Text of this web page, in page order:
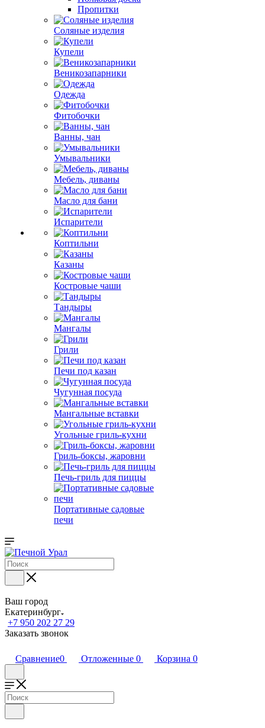
Пропитки
Соляные изделия
Купели
Веникозапарники
Одежда
Фитобочки
Ванны, чан
Умывальники
Мебель, диваны
Масло для бани
Испарители
Коптильни
Казаны
Костровые чаши
Тандыры
Мангалы
Грили
Печи под казан
Чугунная посуда
Мангальные вставки
Угольные гриль-кухни
Гриль-боксы, жаровни
Печь-гриль для пиццы
Портативные садовые
печи
Ваш город
Екатеринбург
+7 950 202 27 29
Заказать звонок
Сравнение0 Отложенные 0 Корзина 0